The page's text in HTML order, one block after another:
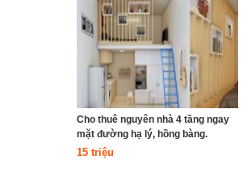
Cho thuê nguyên nhà 4 tầng ngay
mặt đường hạ lý, hồng bàng.
15 triệu